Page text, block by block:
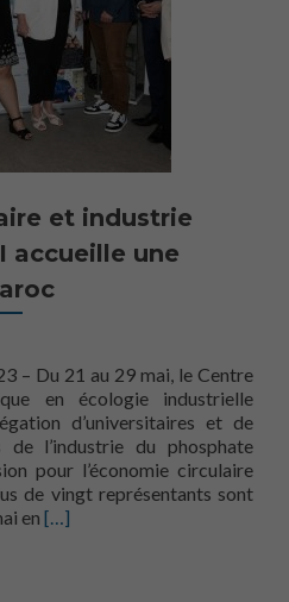
et industrie
accueille une
– Du 21 au 29 mai, le Centre
en écologie industrielle
d’universitaires et de
de l’industrie du phosphate
pour l’économie circulaire
de vingt représentants sont
en En savoir plus surÉconomie
[…]